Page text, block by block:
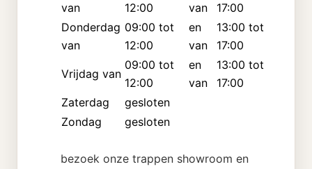
van
12:00
van
17:00
Donderdag
van
09:00 tot
12:00
en
van
13:00 tot
17:00
Vrijdag van
09:00 tot
12:00
en
van
13:00 tot
17:00
Zaterdag
gesloten
Zondag
gesloten
bezoek onze trappen showroom en